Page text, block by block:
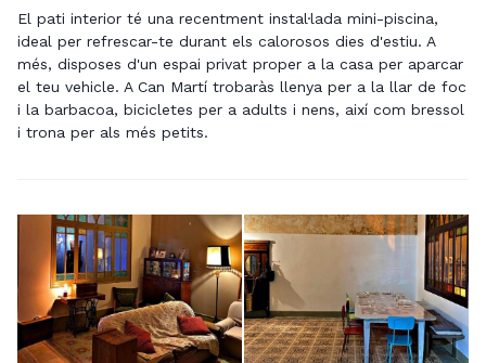
El pati interior té una recentment instal·lada mini-piscina,
ideal per refrescar-te durant els calorosos dies d'estiu. A
més, disposes d'un espai privat proper a la casa per aparcar
el teu vehicle. A Can Martí trobaràs llenya per a la llar de foc
i la barbacoa, bicicletes per a adults i nens, així com bressol
i trona per als més petits.